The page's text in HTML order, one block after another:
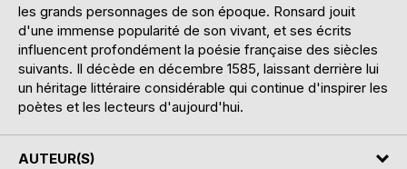
les grands personnages de son époque. Ronsard jouit
d'une immense popularité de son vivant, et ses écrits
influencent profondément la poésie française des siècles
suivants. Il décède en décembre 1585, laissant derrière lui
un héritage littéraire considérable qui continue d'inspirer les
poètes et les lecteurs d'aujourd'hui.
AUTEUR(S)